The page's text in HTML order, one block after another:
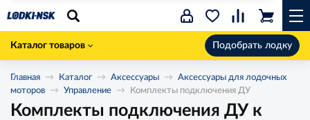
Каталог товаров Подобрать лодку
Главная Каталог Аксессуары
Аксессуары для лодочных
моторов
Управление Комплекты подключения ДУ
Комплекты подключения ДУ к